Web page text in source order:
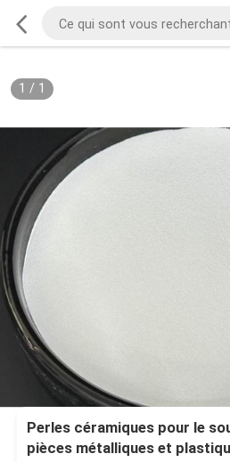
1 / 1
Perles céramiques pour le
pièces métalliques et